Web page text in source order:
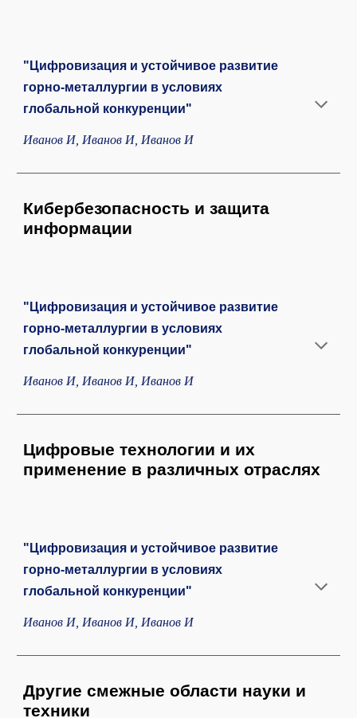
"Цифровизация и устойчивое развитие
горно-металлургии в условиях
глобальной конкуренции"
Иванов И, Иванов И, Иванов И
Кибербезопасность и защита
информации
"Цифровизация и устойчивое развитие
горно-металлургии в условиях
глобальной конкуренции"
Иванов И, Иванов И, Иванов И
Цифровые технологии и их
применение в различных отраслях
"Цифровизация и устойчивое развитие
горно-металлургии в условиях
глобальной конкуренции"
Иванов И, Иванов И, Иванов И
Другие смежные области науки и
техники